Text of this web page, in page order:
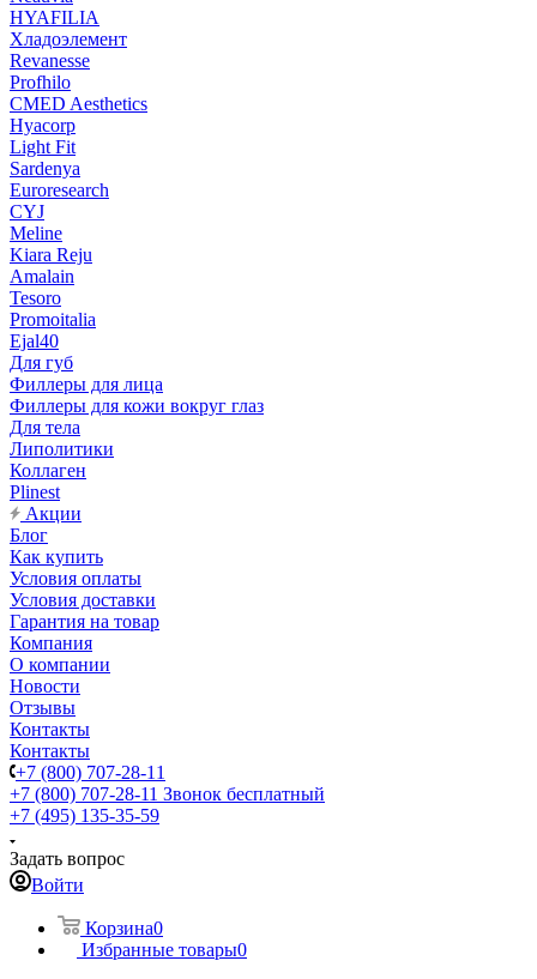
HYAFILIA
Хладоэлемент
Revanesse
Profhilo
CMED Aesthetics
Hyacorp
Light Fit
Sardenya
Euroresearch
CYJ
Meline
Kiara Reju
Amalain
Tesoro
Promoitalia
Ejal40
Для губ
Филлеры для лица
Филлеры для кожи вокруг глаз
Для тела
Липолитики
Коллаген
Plinest
Акции
Блог
Как купить
Условия оплаты
Условия доставки
Гарантия на товар
Компания
О компании
Новости
Отзывы
Контакты
Контакты
+7 (800) 707-28-11
+7 (800) 707-28-11 Звонок бесплатный
+7 (495) 135-35-59
Задать вопрос
Войти
Корзина0
Избранные товары0